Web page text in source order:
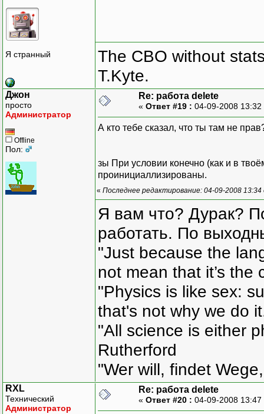
Я странный
The CBO without
T.Kyte.
Джон
просто
Администратор
Offline
Пол:
Re: работа delete
« Ответ #19 : 04-09-2008
А кто тебе сказал, что ты там не
зы При условии конечно (как и в
проинициаллизированы.
« Последнее редактирование: 04-09-2008
Я вам что? Дурак?
работать. По
"Just because the
not mean that it’s the
"Physics is like sex:
that's not why we do
"All science is either
Rutherford
"Wer will, findet
RXL
Технический
Администратор
Re: работа delete
« Ответ #20 : 04-09-2008